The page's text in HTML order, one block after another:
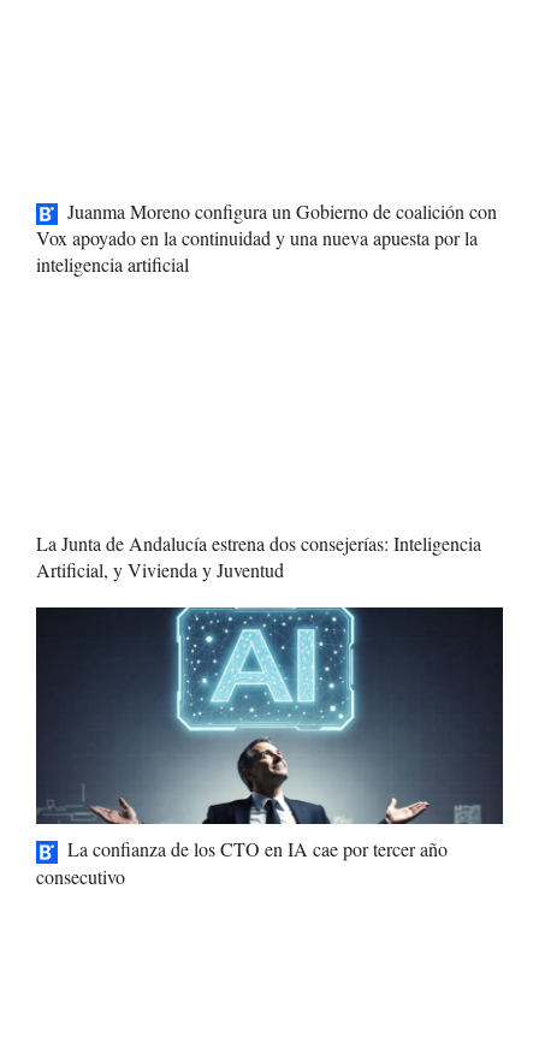
Juanma Moreno configura un Gobierno de coalición con
Vox apoyado en la continuidad y una nueva apuesta por la
inteligencia artificial
La Junta de Andalucía estrena dos consejerías: Inteligencia
Artificial, y Vivienda y Juventud
La confianza de los CTO en IA cae por tercer año
consecutivo